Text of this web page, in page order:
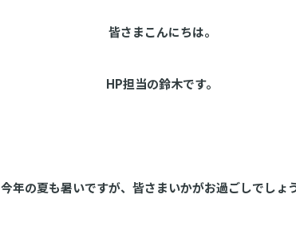
皆さまこんにちは。
HP担当の鈴木です。
今年の夏も暑いですが、皆さまいかがお過ごしでしょ